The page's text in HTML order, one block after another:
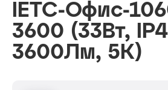
IETC-Офис-
3600 (33Вт,
3600Лм, 5К)